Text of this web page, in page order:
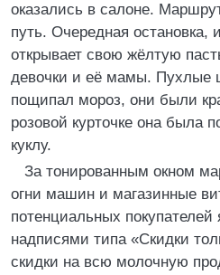
оказались в салоне.
путь. Очередная остановка,
открывает свою жёлтую
девочки и её мамы. Пухлые
пощипал мороз, они были
розовой курточке она была
куклу.
За тонированным окном
огни машин и магазинные
потенциальных
надписями типа «Скидки
скидки на всю молочную